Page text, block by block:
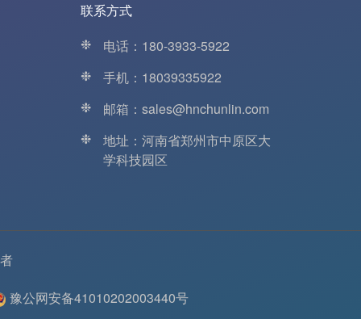
联系方式
❉
电话：180-3933-5922
❉
手机：18039335922
❉
邮箱：sales@hnchunlin.com
❉
地址：河南省郑州市中原区大
学科技园区
豫公网安备41010202003440号